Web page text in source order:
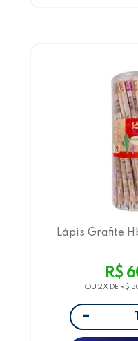
Lápis Grafite
R$
OU 2X DE R$
-